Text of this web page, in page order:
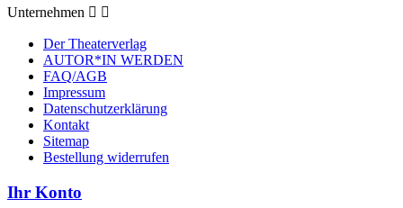
Unternehmen  
Der Theaterverlag
AUTOR*IN WERDEN
FAQ/AGB
Impressum
Datenschutzerklärung
Kontakt
Sitemap
Bestellung widerrufen
Ihr Konto